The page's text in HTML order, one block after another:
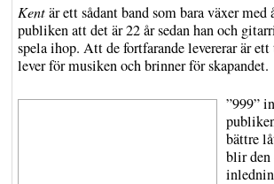
Kentär ett sådant band som bara växer med
publiken att det är 22 år sedan han och
spela ihop. Att de fortfarande levererar är
lever för musiken och brinner för skapandet.
”999”
bättre
blir